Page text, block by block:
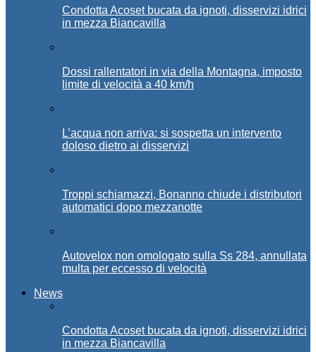
Condotta Acoset bucata da ignoti, disservizi idrici
in mezza Biancavilla
Dossi rallentatori in via della Montagna, imposto
limite di velocità a 40 km/h
L’acqua non arriva: si sospetta un intervento
doloso dietro ai disservizi
Troppi schiamazzi, Bonanno chiude i distributori
automatici dopo mezzanotte
Autovelox non omologato sulla Ss 284, annullata
multa per eccesso di velocità
News
Condotta Acoset bucata da ignoti, disservizi idrici
in mezza Biancavilla